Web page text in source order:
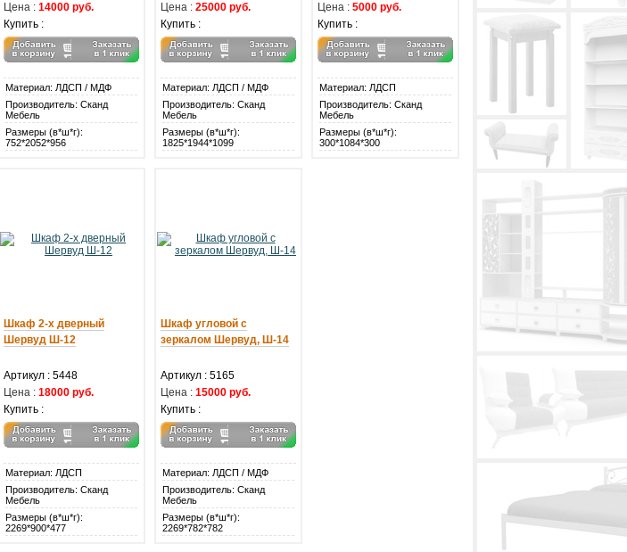
Цена : 14000 руб.
Купить :
Материал: ЛДСП / МДФ
Производитель: Сканд
Мебель
Размеры (в*ш*г):
752*2052*956
Цена : 25000 руб.
Купить :
Материал: ЛДСП / МДФ
Производитель: Сканд
Мебель
Размеры (в*ш*г):
1825*1944*1099
Цена : 5000 руб.
Купить :
Материал: ЛДСП
Производитель: Сканд
Мебель
Размеры (в*ш*г):
300*1084*300
Шкаф 2-х дверный
Шервуд Ш-12
Артикул : 5448
Цена : 18000 руб.
Купить :
Материал: ЛДСП
Производитель: Сканд
Мебель
Размеры (в*ш*г):
2269*900*477
Шкаф угловой с
зеркалом Шервуд, Ш-14
Артикул : 5165
Цена : 15000 руб.
Купить :
Материал: ЛДСП / МДФ
Производитель: Сканд
Мебель
Размеры (в*ш*г):
2269*782*782